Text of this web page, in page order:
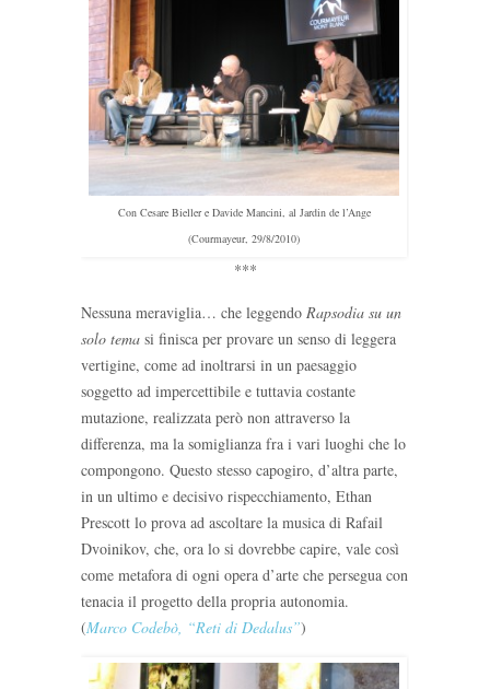
Con Cesare Bieller e Davide Mancini, al Jardin de l’Ange
(Courmayeur, 29/8/2010)
***
Nessuna meraviglia… che leggendo Rapsodia su un
solo tema si finisca per provare un senso di leggera
vertigine, come ad inoltrarsi in un paesaggio
soggetto ad impercettibile e tuttavia costante
mutazione, realizzata però non attraverso la
differenza, ma la somiglianza fra i vari luoghi che lo
compongono. Questo stesso capogiro, d’altra parte,
in un ultimo e decisivo rispecchiamento, Ethan
Prescott lo prova ad ascoltare la musica di Rafail
Dvoinikov, che, ora lo si dovrebbe capire, vale così
come metafora di ogni opera d’arte che persegua con
tenacia il progetto della propria autonomia.
(Marco Codebò, “Reti di Dedalus”)